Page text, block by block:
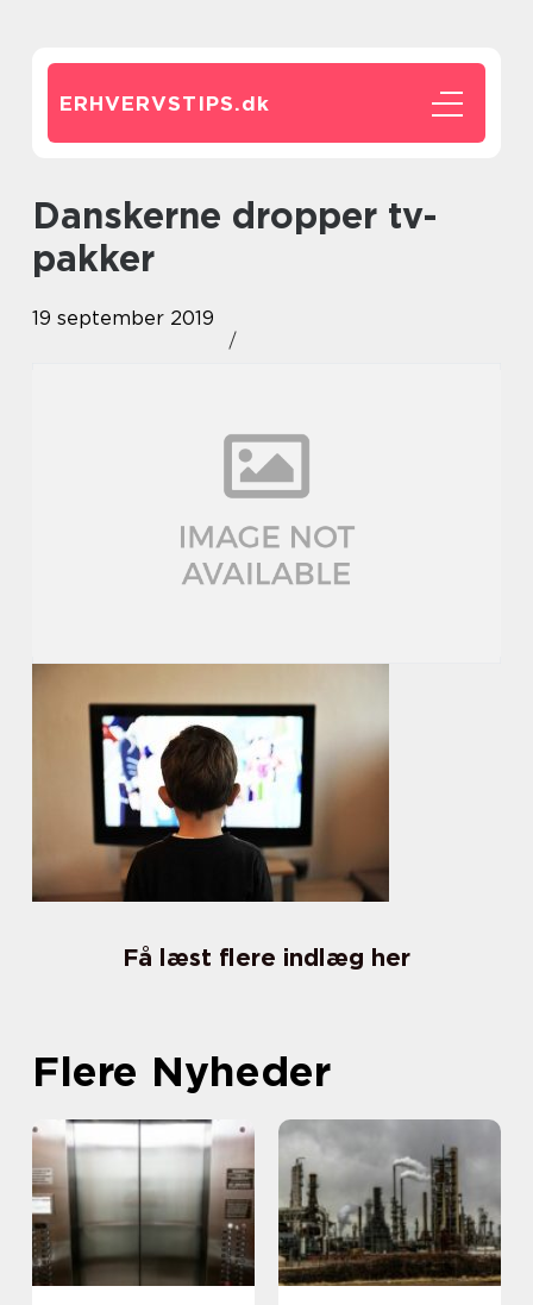
ERHVERVSTIPS.dk
Danskerne dropper tv-
pakker
19 september 2019
Få læst flere indlæg her
Flere Nyheder